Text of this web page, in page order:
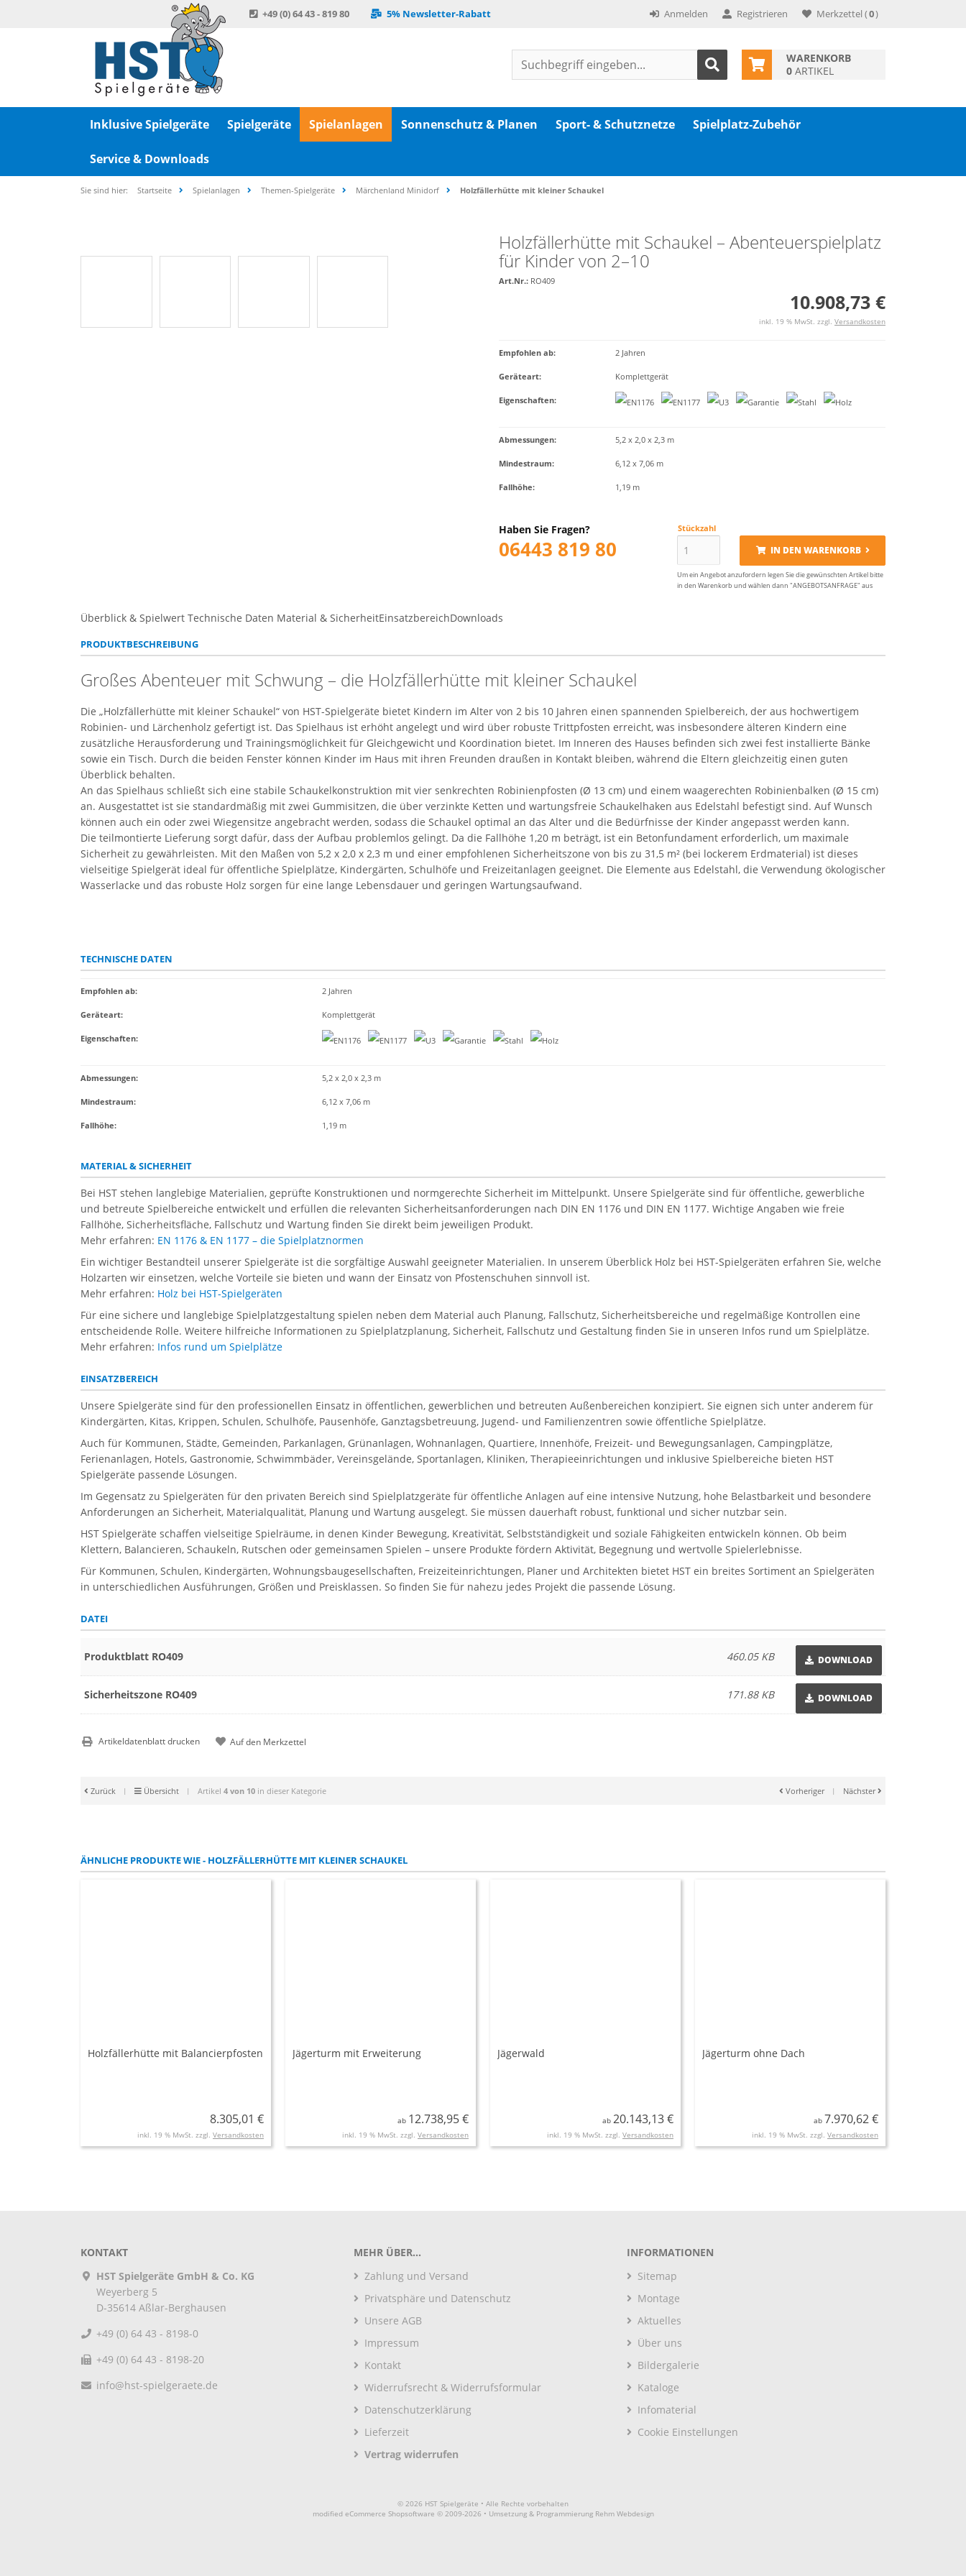
+49 (0) 64 43 - 819 80 5% Newsletter-Rabatt Merkzettel (0)
Registrieren
Anmelden
WARENKORB
0 ARTIKEL
Inklusive Spielgeräte Spielgeräte Spielanlagen Sonnenschutz & Planen Sport- & Schutznetze Spielplatz-Zubehör
Service & Downloads
Sie sind hier: Startseite Spielanlagen Themen-Spielgeräte Märchenland Minidorf Holzfällerhütte mit kleiner Schaukel
Holzfällerhütte mit Schaukel – Abenteuerspielplatz
für Kinder von 2–10
Art.Nr.: RO409
10.908,73 €
inkl. 19 % MwSt. zzgl. Versandkosten
Empfohlen ab: 2 Jahren
Geräteart: Komplettgerät
Eigenschaften:
Abmessungen: 5,2 x 2,0 x 2,3 m
Mindestraum: 6,12 x 7,06 m
Fallhöhe: 1,19 m
Stückzahl
IN DEN WARENKORB
Um ein Angebot anzufordern legen Sie die gewünschten Artikel bitte
in den Warenkorb und wählen dann "ANGEBOTSANFRAGE" aus
Haben Sie Fragen?
06443 819 80
Überblick & Spielwert Technische Daten Material & SicherheitEinsatzbereichDownloads
PRODUKTBESCHREIBUNG
Großes Abenteuer mit Schwung – die Holzfällerhütte mit kleiner Schaukel
Die „Holzfällerhütte mit kleiner Schaukel“ von HST-Spielgeräte bietet Kindern im Alter von 2 bis 10 Jahren einen spannenden Spielbereich, der aus hochwertigem
Robinien- und Lärchenholz gefertigt ist. Das Spielhaus ist erhöht angelegt und wird über robuste Trittpfosten erreicht, was insbesondere älteren Kindern eine
zusätzliche Herausforderung und Trainingsmöglichkeit für Gleichgewicht und Koordination bietet. Im Inneren des Hauses befinden sich zwei fest installierte Bänke
sowie ein Tisch. Durch die beiden Fenster können Kinder im Haus mit ihren Freunden draußen in Kontakt bleiben, während die Eltern gleichzeitig einen guten
Überblick behalten.
An das Spielhaus schließt sich eine stabile Schaukelkonstruktion mit vier senkrechten Robinienpfosten (Ø 13 cm) und einem waagerechten Robinienbalken (Ø 15 cm)
an. Ausgestattet ist sie standardmäßig mit zwei Gummisitzen, die über verzinkte Ketten und wartungsfreie Schaukelhaken aus Edelstahl befestigt sind. Auf Wunsch
können auch ein oder zwei Wiegensitze angebracht werden, sodass die Schaukel optimal an das Alter und die Bedürfnisse der Kinder angepasst werden kann.
Die teilmontierte Lieferung sorgt dafür, dass der Aufbau problemlos gelingt. Da die Fallhöhe 1,20 m beträgt, ist ein Betonfundament erforderlich, um maximale
Sicherheit zu gewährleisten. Mit den Maßen von 5,2 x 2,0 x 2,3 m und einer empfohlenen Sicherheitszone von bis zu 31,5 m² (bei lockerem Erdmaterial) ist dieses
vielseitige Spielgerät ideal für öffentliche Spielplätze, Kindergärten, Schulhöfe und Freizeitanlagen geeignet. Die Elemente aus Edelstahl, die Verwendung ökologischer
Wasserlacke und das robuste Holz sorgen für eine lange Lebensdauer und geringen Wartungsaufwand.
TECHNISCHE DATEN
Empfohlen ab: 2 Jahren
Geräteart: Komplettgerät
Eigenschaften:
Abmessungen: 5,2 x 2,0 x 2,3 m
Mindestraum: 6,12 x 7,06 m
Fallhöhe: 1,19 m
MATERIAL & SICHERHEIT
Bei HST stehen langlebige Materialien, geprüfte Konstruktionen und normgerechte Sicherheit im Mittelpunkt. Unsere Spielgeräte sind für öffentliche, gewerbliche
und betreute Spielbereiche entwickelt und erfüllen die relevanten Sicherheitsanforderungen nach DIN EN 1176 und DIN EN 1177. Wichtige Angaben wie freie
Fallhöhe, Sicherheitsfläche, Fallschutz und Wartung finden Sie direkt beim jeweiligen Produkt.
Mehr erfahren: EN 1176 & EN 1177 – die Spielplatznormen
Ein wichtiger Bestandteil unserer Spielgeräte ist die sorgfältige Auswahl geeigneter Materialien. In unserem Überblick Holz bei HST-Spielgeräten erfahren Sie, welche
Holzarten wir einsetzen, welche Vorteile sie bieten und wann der Einsatz von Pfostenschuhen sinnvoll ist.
Mehr erfahren: Holz bei HST-Spielgeräten
Für eine sichere und langlebige Spielplatzgestaltung spielen neben dem Material auch Planung, Fallschutz, Sicherheitsbereiche und regelmäßige Kontrollen eine
entscheidende Rolle. Weitere hilfreiche Informationen zu Spielplatzplanung, Sicherheit, Fallschutz und Gestaltung finden Sie in unseren Infos rund um Spielplätze.
Mehr erfahren: Infos rund um Spielplätze
EINSATZBEREICH
Unsere Spielgeräte sind für den professionellen Einsatz in öffentlichen, gewerblichen und betreuten Außenbereichen konzipiert. Sie eignen sich unter anderem für
Kindergärten, Kitas, Krippen, Schulen, Schulhöfe, Pausenhöfe, Ganztagsbetreuung, Jugend- und Familienzentren sowie öffentliche Spielplätze.
Auch für Kommunen, Städte, Gemeinden, Parkanlagen, Grünanlagen, Wohnanlagen, Quartiere, Innenhöfe, Freizeit- und Bewegungsanlagen, Campingplätze,
Ferienanlagen, Hotels, Gastronomie, Schwimmbäder, Vereinsgelände, Sportanlagen, Kliniken, Therapieeinrichtungen und inklusive Spielbereiche bieten HST
Spielgeräte passende Lösungen.
Im Gegensatz zu Spielgeräten für den privaten Bereich sind Spielplatzgeräte für öffentliche Anlagen auf eine intensive Nutzung, hohe Belastbarkeit und besondere
Anforderungen an Sicherheit, Materialqualität, Planung und Wartung ausgelegt. Sie müssen dauerhaft robust, funktional und sicher nutzbar sein.
HST Spielgeräte schaffen vielseitige Spielräume, in denen Kinder Bewegung, Kreativität, Selbstständigkeit und soziale Fähigkeiten entwickeln können. Ob beim
Klettern, Balancieren, Schaukeln, Rutschen oder gemeinsamen Spielen – unsere Produkte fördern Aktivität, Begegnung und wertvolle Spielerlebnisse.
Für Kommunen, Schulen, Kindergärten, Wohnungsbaugesellschaften, Freizeiteinrichtungen, Planer und Architekten bietet HST ein breites Sortiment an Spielgeräten
in unterschiedlichen Ausführungen, Größen und Preisklassen. So finden Sie für nahezu jedes Projekt die passende Lösung.
DATEI
Produktblatt RO409 DOWNLOAD
460.05 KB
Sicherheitszone RO409 DOWNLOAD
171.88 KB
Artikeldatenblatt drucken
Zurück | Übersicht | Artikel 4 von 10 in dieser Kategorie Vorheriger | Nächster
ÄHNLICHE PRODUKTE WIE - HOLZFÄLLERHÜTTE MIT KLEINER SCHAUKEL
Holzfällerhütte mit Balancierpfosten
8.305,01 €
inkl. 19 % MwSt. zzgl. Versandkosten
Jägerturm mit Erweiterung
ab 12.738,95 €
inkl. 19 % MwSt. zzgl. Versandkosten
Jägerwald
ab 20.143,13 €
inkl. 19 % MwSt. zzgl. Versandkosten
Jägerturm ohne Dach
ab 7.970,62 €
inkl. 19 % MwSt. zzgl. Versandkosten
KONTAKT
HST Spielgeräte GmbH & Co. KG
Weyerberg 5
D-35614 Aßlar-Berghausen
+49 (0) 64 43 - 8198-0
+49 (0) 64 43 - 8198-20
info@hst-spielgeraete.de
MEHR ÜBER...
Zahlung und Versand
Privatsphäre und Datenschutz
Unsere AGB
Impressum
Kontakt
Widerrufsrecht & Widerrufsformular
Datenschutzerklärung
Lieferzeit
Vertrag widerrufen
INFORMATIONEN
Sitemap
Montage
Aktuelles
Über uns
Bildergalerie
Kataloge
Infomaterial
Cookie Einstellungen
© 2026 HST Spielgeräte • Alle Rechte vorbehalten
modified eCommerce Shopsoftware © 2009-2026 • Umsetzung & Programmierung Rehm Webdesign